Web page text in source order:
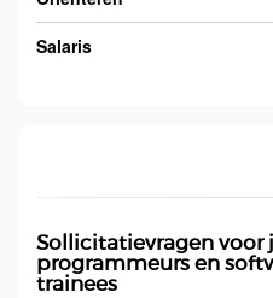
Salaris
Sollicitatievragen voor
programmeurs en
trainees